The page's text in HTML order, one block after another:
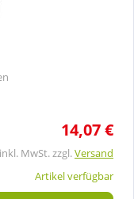
14,07 €
MwSt. zzgl.Versand
Artikel verfügbar